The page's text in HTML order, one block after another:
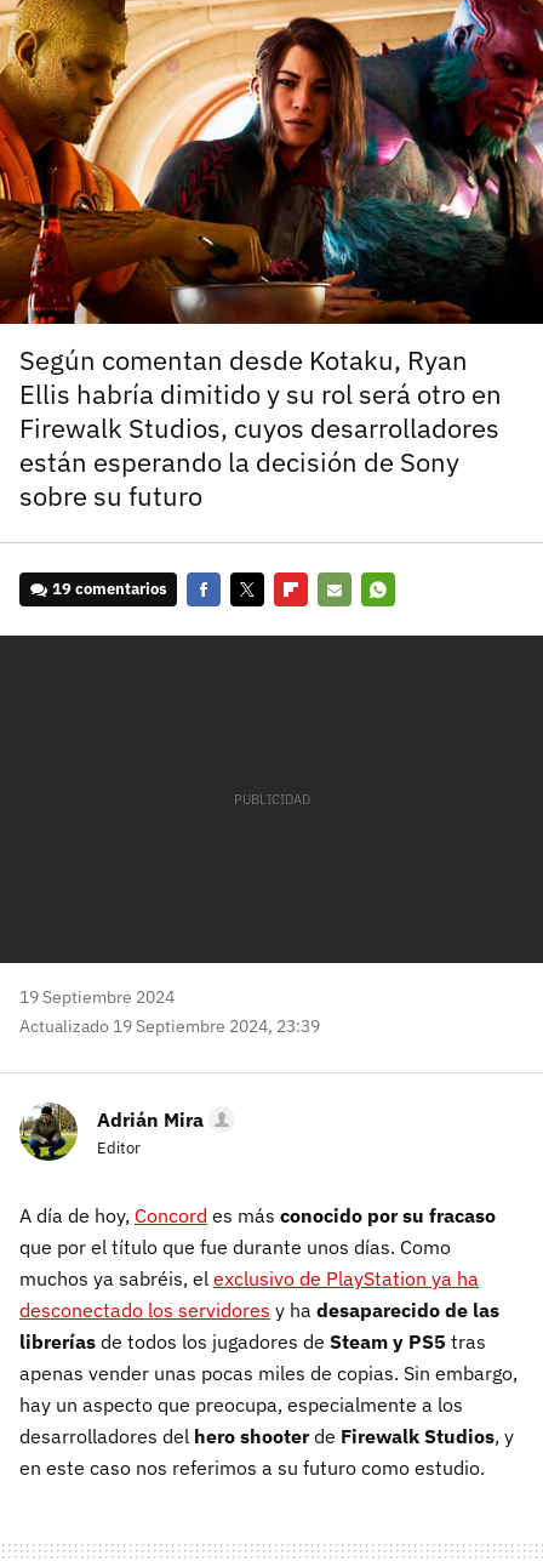
Según comentan desde Kotaku, Ryan
Ellis habría dimitido y su rol será otro en
Firewalk Studios, cuyos desarrolladores
están esperando la decisión de Sony
sobre su futuro
19 comentarios
19 Septiembre 2024
Actualizado 19 Septiembre 2024, 23:39
Adrián Mira
Editor
A día de hoy, Concord es más conocido por su fracaso
que por el título que fue durante unos días. Como
muchos ya sabréis, el exclusivo de PlayStation ya ha
desconectado los servidores y ha desaparecido de las
librerías de todos los jugadores de Steam y PS5 tras
apenas vender unas pocas miles de copias. Sin embargo,
hay un aspecto que preocupa, especialmente a los
desarrolladores del hero shooterde Firewalk Studios, y
en este caso nos referimos a su futuro como estudio.
¿Todavía no tienes cuenta?
Regístrate gratis
El inicio de sesión con Facebook ya no está
disponible, pero puedes seguir usando tu cuenta
de 3DJuegos:
Recupera tu acceso con Facebook
carácter inicial), pero no mayúsculas, espacios, tildes
o caracteres especiales.
He leído y acepto lapolitica de privacidad y
de participación
Registrarse en 3DJuegos
Entra con Google
¿Ya tienes cuenta?
Entra en 3DJuegos